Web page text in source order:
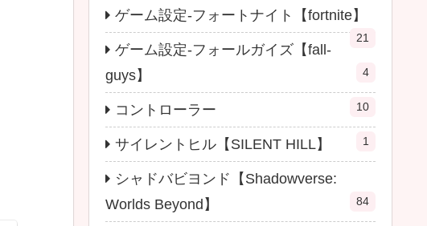
ゲーム設定-フォートナイト【fortnite】
21
ゲーム設定-フォールガイズ【fall-
guys】
4
コントローラー 10
サイレントヒル【SILENT HILL】 1
シャドバビヨンド【Shadowverse:
Worlds Beyond】
84